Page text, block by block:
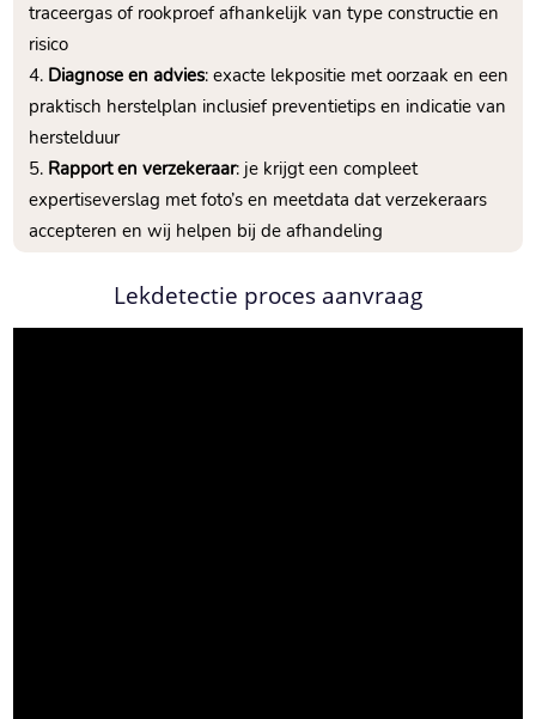
traceergas of rookproef afhankelijk van type constructie en
risico
Diagnose en advies: exacte lekpositie met oorzaak en een
praktisch herstelplan inclusief preventietips en indicatie van
herstelduur
Rapport en verzekeraar: je krijgt een compleet
expertiseverslag met foto’s en meetdata dat verzekeraars
accepteren en wij helpen bij de afhandeling
Lekdetectie proces aanvraag